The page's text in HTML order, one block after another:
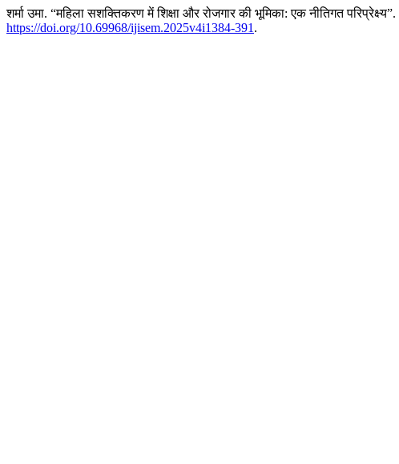
शर्मा उमा. “महिला सशक्तिकरण में शिक्षा और रोजगार की भूमिका: एक नीतिगत परिप्रेक्ष्य”.
https://doi.org/10.69968/ijisem.2025v4i1384-391 .